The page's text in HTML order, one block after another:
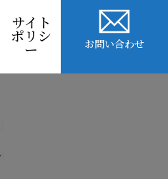
サイト
ポリシ
ー お問い合わせ